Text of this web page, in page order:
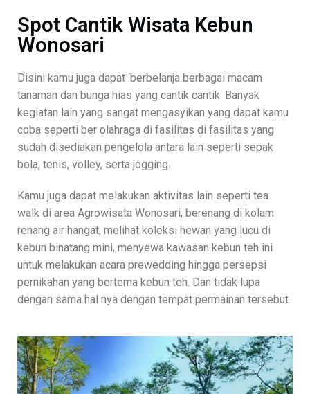
Spot Cantik Wisata Kebun
Wonosari
Disini kamu juga dapat ‘berbelanja berbagai macam
tanaman dan bunga hias yang cantik cantik. Banyak
kegiatan lain yang sangat mengasyikan yang dapat kamu
coba seperti ber olahraga di fasilitas di fasilitas yang
sudah disediakan pengelola antara lain seperti sepak
bola, tenis, volley, serta jogging.
Kamu juga dapat melakukan aktivitas lain seperti tea
walk di area Agrowisata Wonosari, berenang di kolam
renang air hangat, melihat koleksi hewan yang lucu di
kebun binatang mini, menyewa kawasan kebun teh ini
untuk melakukan acara prewedding hingga persepsi
pernikahan yang bertema kebun teh. Dan tidak lupa
dengan sama hal nya dengan tempat permainan tersebut.